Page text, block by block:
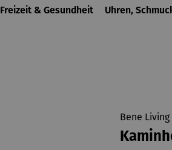
Freizeit & Gesundheit Uhren,
Bene Living